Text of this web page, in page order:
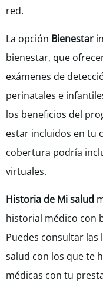
red.
La opción Bienestar
bienestar, que
exámenes de
perinatales e
los beneficios del
estar incluidos en tu
cobertura podría
virtuales.
Historia de Mi salud
historial médico con
Puedes consultar las
salud con los que te
médicas con tu